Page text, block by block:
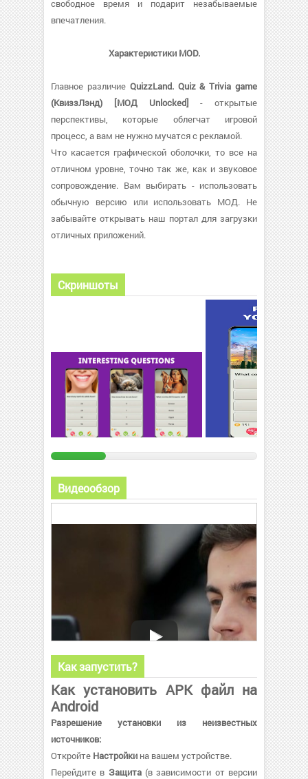
свободное время и подарит незабываемые
впечатления.
Характеристики MOD.
Главное различие QuizzLand. Quiz & Trivia game
(КвиззЛэнд) [МОД Unlocked] - открытые
перспективы, которые облегчат игровой
процесс, а вам не нужно мучатся с рекламой.
Что касается графической оболочки, то все на
отличном уровне, точно так же, как и звуковое
сопровождение. Вам выбирать - использовать
обычную версию или использовать МОД. Не
забывайте открывать наш портал для загрузки
отличных приложений.
Скриншоты
Видеообзор
Как запустить?
Как установить APK файл на
Android
Разрешение установки из неизвестных
источников:
Откройте Настройки на вашем устройстве.
Перейдите в Защита(в зависимости от версии